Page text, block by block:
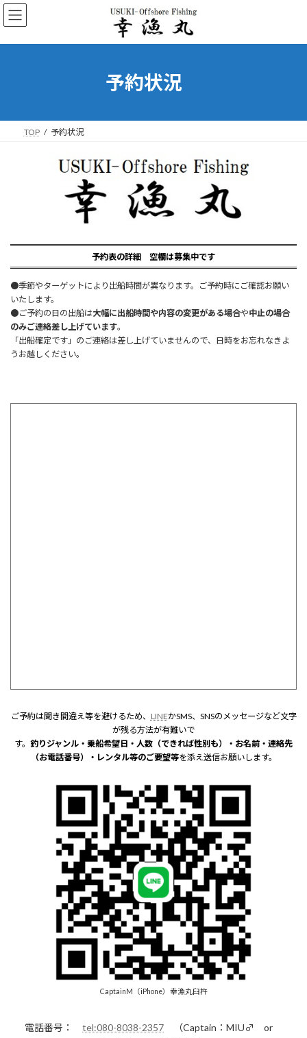
コ
ン
ン
ナ
ビ
ー
予約状況
TOP 予約状況
予約表の詳細 空欄は募集中です
●季節やターゲットにより出船時間が異なります。ご予約時にご確認お願い
いたします。
●ご予約の日の出船は大幅に出船時間や内容の変更がある場合や中止の場合
のみご連絡差し上げています。
「出船確定です」のご連絡は差し上げていませんので、日時をお忘れなきよ
うお越しください。
ご予約は聞き間違え等を避けるため、 LINEかSMS、SNSのメッセージなど文字
が残る方法が有難いで
す。 釣りジャンル・乗船希望日・人数（できれば性別も）・お名前・連絡先
（お電話番号）・レンタル等のご要望等を添え送信お願いします。
CaptainM（iPhone）幸漁丸臼杵
電話番号： tel:080-8038-2357 （Captain：MIU♂ or